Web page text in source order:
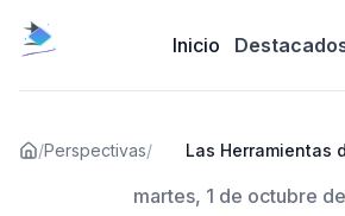
Inicio
/Perspectivas/
Las Herramientas
martes, 1 de octubre